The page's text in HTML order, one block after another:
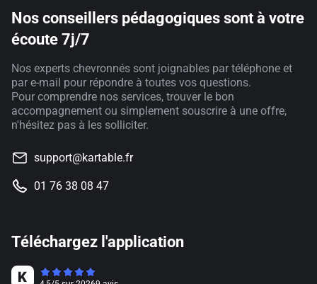
Nos conseillers pédagogiques sont à votre
écoute 7j/7
Nos experts chevronnés sont joignables par téléphone et
par e-mail pour répondre à toutes vos questions.
Pour comprendre nos services, trouver le bon
accompagnement ou simplement souscrire à une offre,
n'hésitez pas à les solliciter.
support@kartable.fr
01 76 38 08 47
Téléchargez l'application